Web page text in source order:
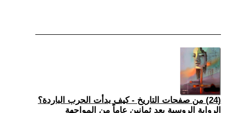
(24) من صفحات التاريخ - كيف بدأت الحرب الباردة؟
الرواية الروسية بعد ثمانين عاماً من المواجهة